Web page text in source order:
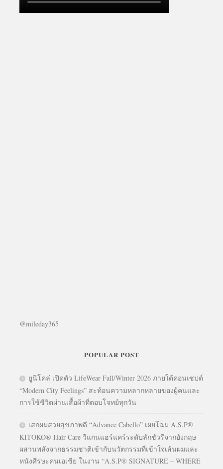
@mileday365
POPULAR POST
ยูนิโคล่ เปิดตัว LifeWear Fall/Winter 2026 ภายใต้คอนเซปต์
“Modern City Feelings” สะท้อนความหลากหลายของผู้คนและ
การใช้ชีวิตผ่านเสื้อผ้าที่ตอบโจทย์ทุกวัน
เสกผมสวยสุขภาพดี “Advance Cabello” เผยโฉม A.S.P®
KITOKO® Hair Care วีแกนแฮร์แคร์ระดับลักชัวรีจากอังกฤษ
ผสานพลังจากธรรมชาติเข้ากับนวัตกรรมที่เข้าใจเส้นผมและ
หนังศีรษะคนเอเชีย ในงาน “A.S.P® SIGNATURE – WHERE